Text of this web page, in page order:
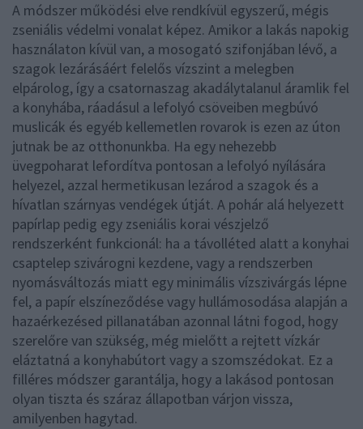
A módszer működési elve rendkívül egyszerű, mégis
zseniális védelmi vonalat képez. Amikor a lakás napokig
használaton kívül van, a mosogató szifonjában lévő, a
szagok lezárásáért felelős vízszint a melegben
elpárolog, így a csatornaszag akadálytalanul áramlik fel
a konyhába, ráadásul a lefolyó csöveiben megbúvó
muslicák és egyéb kellemetlen rovarok is ezen az úton
jutnak be az otthonunkba. Ha egy nehezebb
üvegpoharat lefordítva pontosan a lefolyó nyílására
helyezel, azzal hermetikusan lezárod a szagok és a
hívatlan szárnyas vendégek útját. A pohár alá helyezett
papírlap pedig egy zseniális korai vészjelző
rendszerként funkcionál: ha a távolléted alatt a konyhai
csaptelep szivárogni kezdene, vagy a rendszerben
nyomásváltozás miatt egy minimális vízszivárgás lépne
fel, a papír elszíneződése vagy hullámosodása alapján a
hazaérkezésed pillanatában azonnal látni fogod, hogy
szerelőre van szükség, még mielőtt a rejtett vízkár
eláztatná a konyhabútort vagy a szomszédokat. Ez a
filléres módszer garantálja, hogy a lakásod pontosan
olyan tiszta és száraz állapotban várjon vissza,
amilyenben hagytad.